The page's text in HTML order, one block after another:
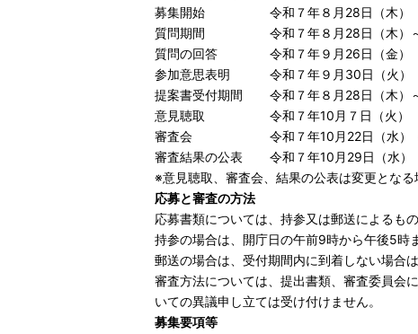
募集開始
令和７年８月28日（木）
質問期間
令和７年８月28日（木）
質問の回答
令和７年９月26日（金）
参加意思表明
令和７年９月30日（火）
提案書受付期間
令和７年８月28日（木）
意見聴取
令和７年10月７日（火）
審査会
令和７年10月22日（水）
審査結果の公表
令和７年10月29日（水）
※意見聴取、審査会、結果の公表は変更となる
応募と審査の方法
応募書類については、持参⼜は郵送によるもの
持参の場合は、開庁⽇の午前9時から午後5時
郵送の場合は、受付期間内に到着しない場合
審査⽅法については、提出書類、審査委員会
いての異議申し⽴ては受け付けません。
募集要項等